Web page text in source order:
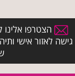
הצטרפו אלינו
גישה לאזור אישי